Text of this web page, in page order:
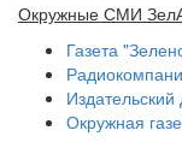
Окружные СМИ
Газета
Окружная